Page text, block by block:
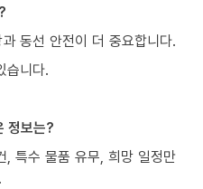
동선 안전이 더 중요합니다.
습니다.
정보는?
특수 물품 유무, 희망 일정만